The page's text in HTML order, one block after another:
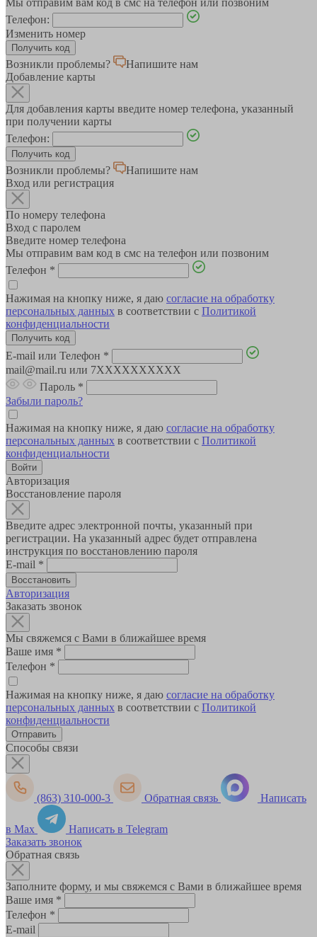
Мы отправим вам код в смс на телефон или позвоним
Телефон:
Изменить номер
Возникли проблемы?
Напишите нам
Добавление карты
Для добавления карты введите номер телефона, указанный
при получении карты
Телефон:
Возникли проблемы?
Напишите нам
Вход или регистрация
По номеру телефона
Вход с паролем
Введите номер телефона
Мы отправим вам код в смс на телефон или позвоним
Телефон *
Нажимая на кнопку ниже, я даю согласие на обработку
персональных данных в соответствии с Политикой
конфиденциальности
E-mail или Телефон *
mail@mail.ru или 7XXXXXXXXXX
Пароль *
Забыли пароль?
Нажимая на кнопку ниже, я даю согласие на обработку
персональных данных в соответствии с Политикой
конфиденциальности
Авторизация
Восстановление пароля
Введите адрес электронной почты, указанный при
регистрации. На указанный адрес будет отправлена
инструкция по восстановлению пароля
E-mail *
Авторизация
Заказать звонок
Мы свяжемся с Вами в ближайшее время
Ваше имя *
Телефон *
Нажимая на кнопку ниже, я даю согласие на обработку
персональных данных в соответствии с Политикой
конфиденциальности
Способы связи
(863) 310-000-3 Обратная связь Написать
в Max
Написать в Telegram
Заказать звонок
Обратная связь
Заполните форму, и мы свяжемся с Вами в ближайшее время
Ваше имя *
Телефон *
E-mail